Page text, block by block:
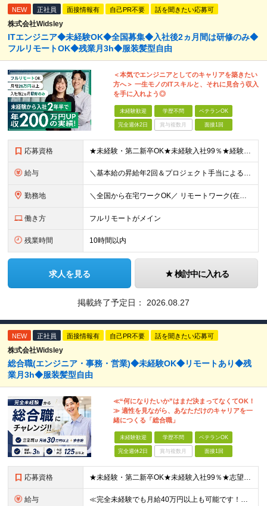
NEW 正社員 面接情報有 自己PR不要 話を聞きたい応募可
株式会社Widsley
ITエンジニア◆未経験OK◆全国募集◆入社後2ヵ月間は研修のみ◆
フルリモートOK◆残業月3h◆服装髪型自由
＜本気でエンジニアとしてのキャリアを築きたい
方へ＞ 一生モノのITスキルと、それに見合う収入
を手に入れよう◎
未経験歓迎 学歴不問 ベテランOK
完全週休2日 賞与複数月 面接1回
応募資格 ★未経験・第二新卒OK★未経験入社99％★経験が浅めの方も歓迎します ■前職不問 ■学歴不問 ★経験者も同時募集中です！ 開発工程不問！幅広い年齢・スキル・工程のエンジニアが活躍中です ≪志望動
給与 ＼基本給の昇給年2回＆プロジェクト手当による昇給年12回！！／ 【経験者の場合】 月給33万円～70万円＋プロジェクト手当＋資格手当 ★スキルや経験を考慮の上、優遇します ★上記給与には固定残業代
勤務地 ＼全国から在宅ワークOK／ リモートワーク(在宅勤務)or東京23区、大阪のお客様先での勤務 ★転勤はありません ★希望を考慮の上配属先を決定します ★リモートワーク率5割強 ★フルリモートの場合は
働き方 フルリモートがメイン
残業時間 10時間以内
求人を見る 検討中に入れる
掲載終了予定日： 2026.08.27
NEW 正社員 面接情報有 自己PR不要 話を聞きたい応募可
株式会社Widsley
総合職(エンジニア・事務・営業)◆未経験OK◆リモートあり◆残
業月3h◆服装髪型自由
≪“何になりたいか”はまだ決まってなくてOK！
≫ 適性を見ながら、あなただけのキャリアを一
緒につくる「総合職」
未経験歓迎 学歴不問 ベテランOK
完全週休2日 賞与複数月 面接1回
応募資格 ★未経験・第二新卒OK★未経験入社99％★志望動機不問 ■職種・業界経験不問、第二新卒大歓迎！ ■学歴不問 ≪一つでも当てはまる方はぜひご応募ください！≫ □はっきりしたキャリアの希望がない □こ
給与 ≪完全未経験でも月給40万円以上も可能です！≫ -------------- 【1】ITエンジニア 月給26万円～50万円＋プロジェクト手当＋資格手当 【2】IT事務、営業事務 月給26万円～50万